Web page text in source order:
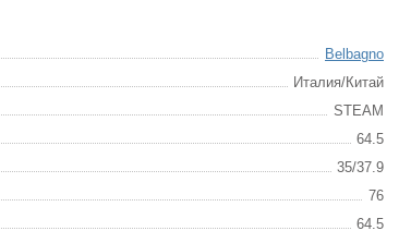
Belbagno
Италия/Китай
STEAM
64.5
35/37.9
76
64.5